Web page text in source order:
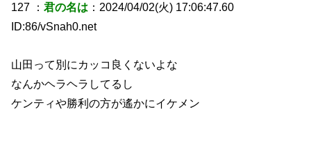
127 ：君の名は ：2024/04/02(火) 17:06:47.60
ID:86/vSnah0.net
山田って別にカッコ良くないよな
なんかヘラヘラしてるし
ケンティや勝利の方が遙かにイケメン